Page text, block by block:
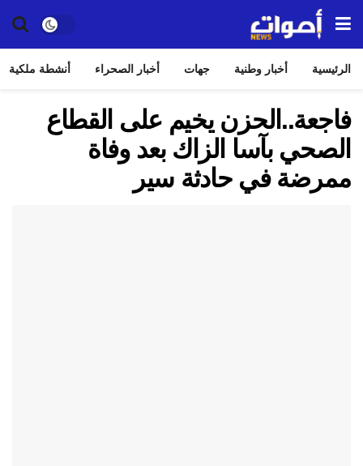
الرئيسية أخبار وطنية جهات أخبار الصحراء أنشطة ملكية
فاجعة..الحزن يخيم على القطاع
الصحي بآسا الزاك بعد وفاة
ممرضة في حادثة سير